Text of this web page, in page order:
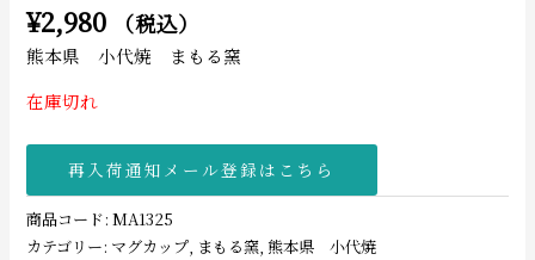
¥2,980 （税込）
熊本県 小代焼 まもる窯
在庫切れ
再入荷通知メール登録はこちら
商品コード:MA1325
カテゴリー: マグカップ まもる窯 熊本県 小代焼